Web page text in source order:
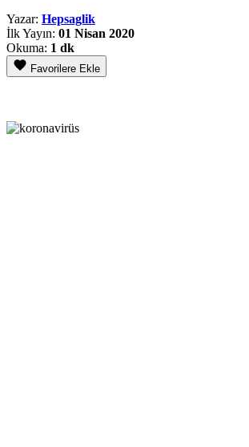
Yazar: Hepsaglik
İlk Yayın: 01 Nisan 2020
Okuma: 1 dk
Favorilere Ekle